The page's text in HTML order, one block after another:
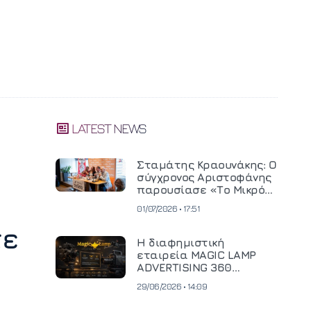
LATEST NEWS
Σταμάτης Κραουνάκης: Ο
σύγχρονος Αριστοφάνης
παρουσίασε «Το Μικρό
01/07/2026 • 17:51
Η διαφημιστική
εταιρεία MAGIC LAMP
ADVERTISING 360
κινηματογραφική
29/06/2026 • 14:09